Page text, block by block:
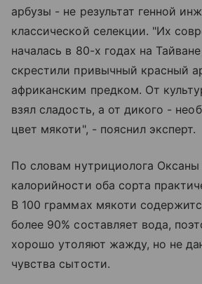
арбузы - не результат генной
классической селекции. "Их
началась в 80-х годах на
скрестили привычный красный
африканским предком. От
взял сладость, а от дикого -
цвет мякоти", - пояснил эксперт.
По словам нутрициолога Оксаны
калорийности оба сорта
В 100 граммах мякоти
более 90% составляет вода,
хорошо утоляют жажду, но не
чувства сытости.